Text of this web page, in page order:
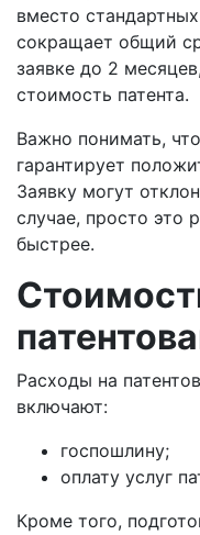
вместо
сокращает общий
заявке до 2
стоимость патента.
Важно понимать,
гарантирует
Заявку могут
случае, просто это
быстрее.
Расходы на
включают:
госпошлину;
оплату услуг
Кроме того,